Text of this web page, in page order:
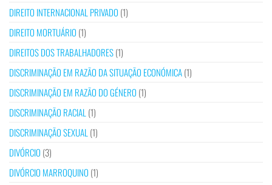
DIREITO INTERNACIONAL PRIVADO (1)
DIREITO MORTUÁRIO (1)
DIREITOS DOS TRABALHADORES(1)
DISCRIMINAÇÃO EM RAZÃO DA SITUAÇÃO ECONÓMICA(1)
DISCRIMINAÇÃO EM RAZÃO DO GÉNERO (1)
DISCRIMINAÇÃO RACIAL (1)
DISCRIMINAÇÃO SEXUAL (1)
DIVÓRCIO (3)
DIVÓRCIO MARROQUINO (1)